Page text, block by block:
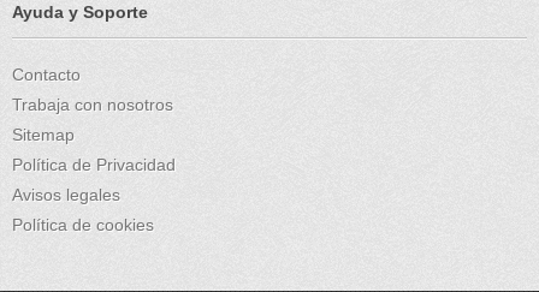
Ayuda y Soporte
Contacto
Trabaja con nosotros
Sitemap
Política de Privacidad
Avisos legales
Política de cookies